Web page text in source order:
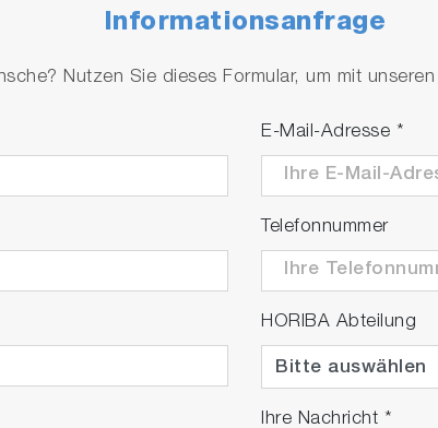
Informationsanfrage
Nutzen Sie dieses Formular, um mit
E-Mail-Adresse *
Telefonnummer
HORIBA Abteilung
Ihre Nachricht *